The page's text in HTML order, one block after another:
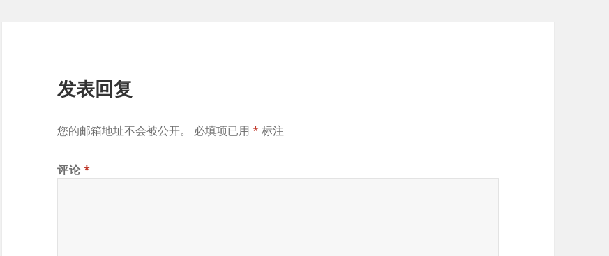
发表回复
您的邮箱地址不会被公开。 必填项已用* 标注
评论*